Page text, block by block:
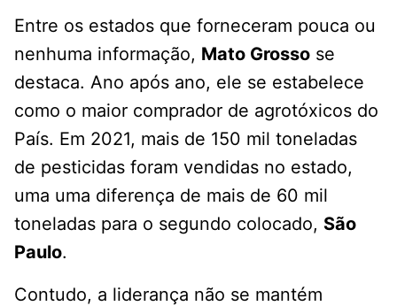
Entre os estados que forneceram pouca ou
nenhuma informação, Mato Grosso se
destaca. Ano após ano, ele se estabelece
como o maior comprador de agrotóxicos do
País. Em 2021, mais de 150 mil toneladas
de pesticidas foram vendidas no estado,
uma uma diferença de mais de 60 mil
toneladas para o segundo colocado, São
Paulo.
Contudo, a liderança não se mantém